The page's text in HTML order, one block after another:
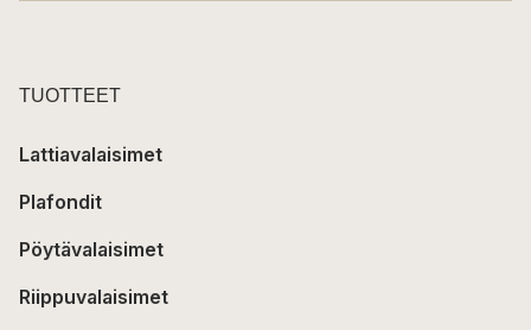
TUOTTEET
Lattiavalaisimet
Plafondit
Pöytävalaisimet
Riippuvalaisimet